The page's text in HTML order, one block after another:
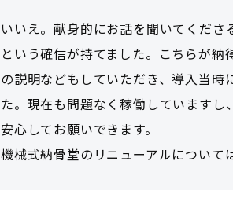
いいえ。献身的にお話を聞いてくだ
という確信が持てました。こちらが
の説明などもしていただき、導入当
た。現在も問題なく稼働しています
安心してお願いできます。
機械式納骨堂のリニューアルについて